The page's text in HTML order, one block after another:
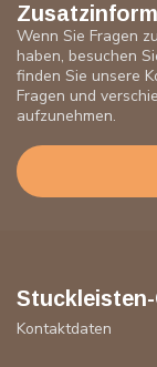
Wenn Sie Fragen
haben, besuchen
finden Sie unsere
Fragen und
aufzunehmen.
Kontaktdaten